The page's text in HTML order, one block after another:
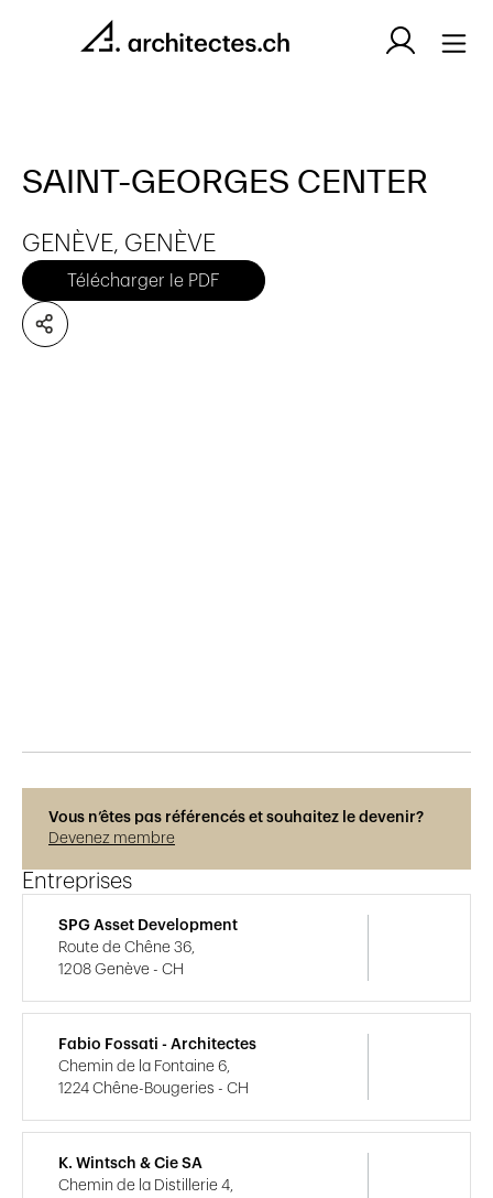
SAINT-GEORGES CENTER
GENÈVE, GENÈVE
Télécharger le PDF
Vous n’êtes pas référencés et souhaitez le devenir?
Devenez membre
Entreprises
SPG Asset Development
Route de Chêne 36,
1208 Genève - CH
Fabio Fossati - Architectes
Chemin de la Fontaine 6,
1224 Chêne-Bougeries - CH
K. Wintsch & Cie SA
Chemin de la Distillerie 4,